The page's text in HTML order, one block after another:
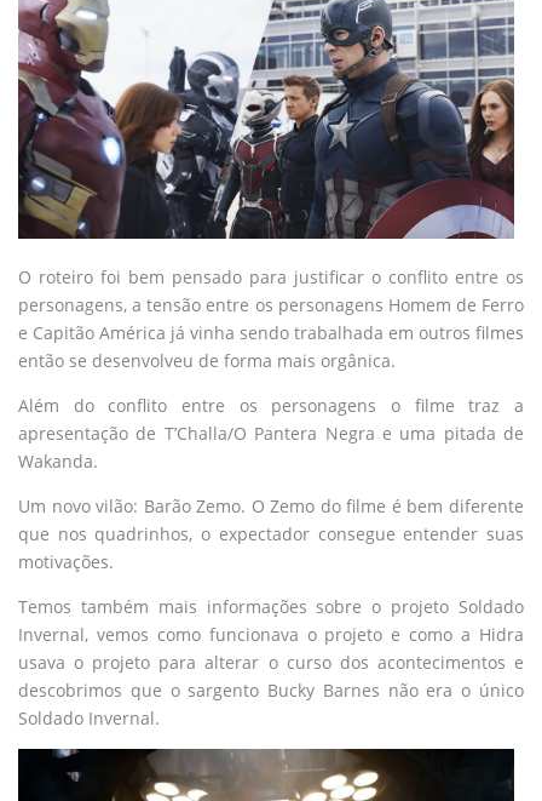
O roteiro foi bem pensado para justificar o conflito entre os
personagens, a tensão entre os personagens Homem de Ferro
e Capitão América já vinha sendo trabalhada em outros filmes
então se desenvolveu de forma mais orgânica.
Além do conflito entre os personagens o filme traz a
apresentação de T’Challa/O Pantera Negra e uma pitada de
Wakanda.
Um novo vilão: Barão Zemo. O Zemo do filme é bem diferente
que nos quadrinhos, o expectador consegue entender suas
motivações.
Temos também mais informações sobre o projeto Soldado
Invernal, vemos como funcionava o projeto e como a Hidra
usava o projeto para alterar o curso dos acontecimentos e
descobrimos que o sargento Bucky Barnes não era o único
Soldado Invernal.